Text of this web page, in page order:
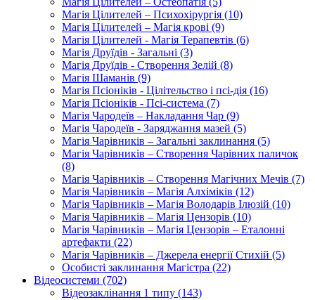
Магія Цілителей – Психохірургія (10)
Магія Цілителей – Магія крові (9)
Магія Цілителей - Магія Терапевтів (6)
Магія Друїдів - Загальні (3)
Магія Друїдів - Створення Зелій (8)
Магія Шаманів (9)
Магія Псіоніків - Цілітельство і псі-дія (16)
Магія Псіоніків - Псі-система (7)
Магія Чародеїв – Накладання Чар (9)
Магія Чародеїв - Заряджання мазей (5)
Магія Чарівників – Загальні заклинання (5)
Магія Чарівників – Створення Чарівних паличок
(8)
Магія Чарівників – Створення Магічних Мечів (7)
Магія Чарівників – Магія Алхіміків (12)
Магія Чарівників – Магія Володарів Ілюзій (10)
Магія Чарівників – Магія Цензорів (10)
Магія Чарівників – Магія Цензорів – Еталонні
артефакти (22)
Магія Чарівників – Джерела енергії Стихій (5)
Особисті заклинання Магістра (22)
Відеосистеми (702)
Відеозаклінання 1 типу (143)